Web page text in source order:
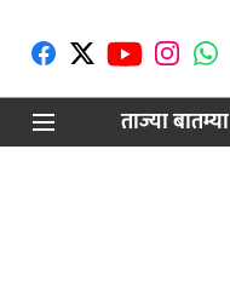
ताज्या बातम्या